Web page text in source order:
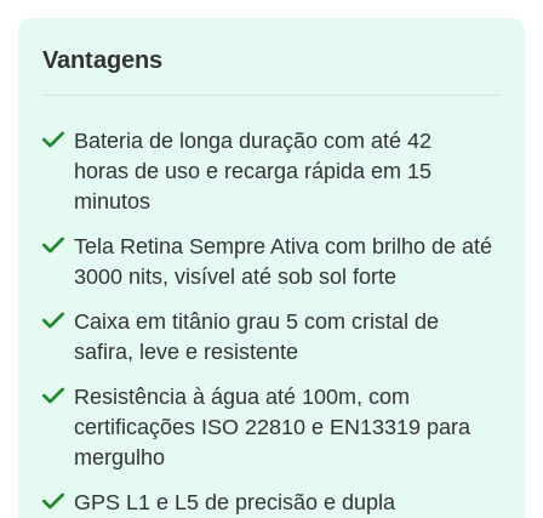
Vantagens
Bateria de longa duração com até 42
horas de uso e recarga rápida em 15
minutos
Tela Retina Sempre Ativa com brilho de até
3000 nits, visível até sob sol forte
Caixa em titânio grau 5 com cristal de
safira, leve e resistente
Resistência à água até 100m, com
certificações ISO 22810 e EN13319 para
mergulho
GPS L1 e L5 de precisão e dupla